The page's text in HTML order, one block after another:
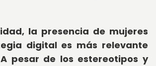
la presencia de mujeres
digitales más relevante
pesar de los estereotipos y